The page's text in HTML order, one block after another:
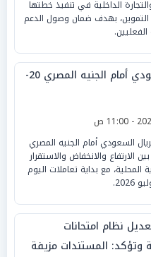
الداخلية في تنفيذ خطتها
التموين، بهدف ضمان وصول الدعم
أسعار الريال السعودي أمام الجنيه المصري 20-
السعودي أمام الجنيه المصري
الارتفاع والانخفاض والاستقرار
مع بداية تعاملات اليوم
نظام امتحانات
وتؤكد: المستندات مزيفة